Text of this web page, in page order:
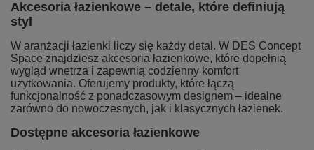
Akcesoria łazienkowe – detale, które definiują
styl
W aranżacji łazienki liczy się każdy detal. W DES Concept
Space znajdziesz akcesoria łazienkowe, które dopełnią
wygląd wnętrza i zapewnią codzienny komfort
użytkowania. Oferujemy produkty, które łączą
funkcjonalność z ponadczasowym designem – idealne
zarówno do nowoczesnych, jak i klasycznych łazienek.
Dostępne akcesoria łazienkowe